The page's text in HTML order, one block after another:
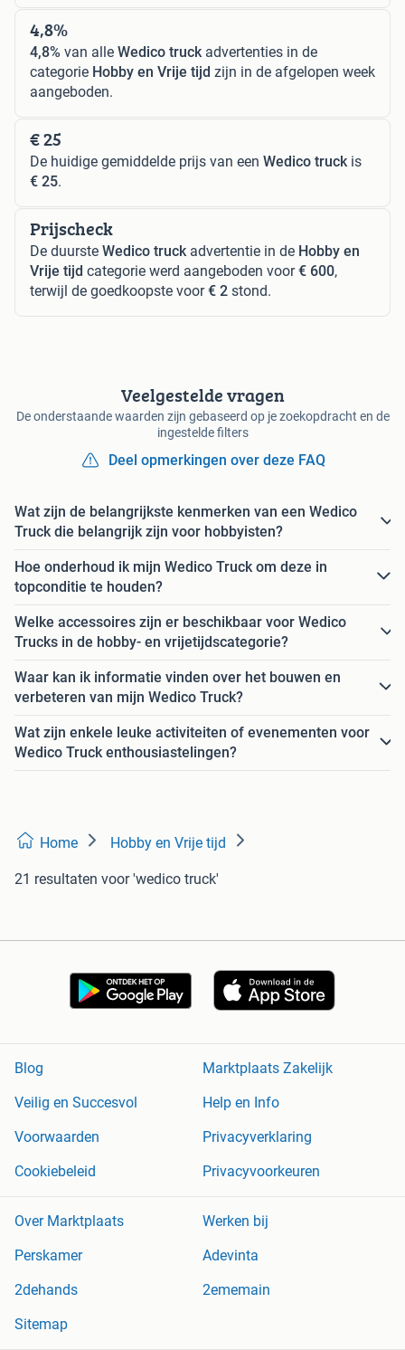
4,8%
4,8% van alle Wedico truck advertenties in de
categorie Hobby en Vrije tijd zijn in de afgelopen week
aangeboden.
€ 25
De huidige gemiddelde prijs van een Wedico truck is
€ 25.
Prijscheck
De duurste Wedico truck advertentie in de Hobby en
Vrije tijd categorie werd aangeboden voor€ 600,
terwijl de goedkoopste voor€ 2 stond.
Veelgestelde vragen
De onderstaande waarden zijn gebaseerd op je zoekopdracht en de
ingestelde filters
Deel opmerkingen over deze FAQ
Wat zijn de belangrijkste kenmerken van een Wedico
Truck die belangrijk zijn voor hobbyisten?
Hoe onderhoud ik mijn Wedico Truck om deze in
topconditie te houden?
Welke accessoires zijn er beschikbaar voor Wedico
Trucks in de hobby- en vrijetijdscategorie?
Waar kan ik informatie vinden over het bouwen en
verbeteren van mijn Wedico Truck?
Wat zijn enkele leuke activiteiten of evenementen voor
Wedico Truck enthousiastelingen?
Home Hobby en Vrije tijd
21 resultaten voor 'wedico truck'
Blog
Marktplaats Zakelijk
Veilig en Succesvol
Help en Info
Voorwaarden
Privacyverklaring
Cookiebeleid
Privacyvoorkeuren
Over Marktplaats
Werken bij
Perskamer
Adevinta
2dehands
2ememain
Sitemap